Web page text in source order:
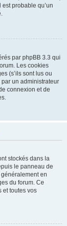
est probable qu’un
par phpBB 3.3 qui
Les cookies
(s’ils sont lus ou
un administrateur
connexion et de
stockés dans la
le panneau de
en
du forum. Ce
et toutes vos